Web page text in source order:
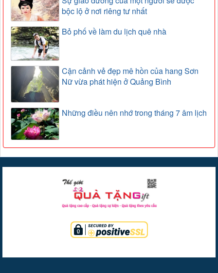
bộc lộ ở nơi riêng tư nhất
Bỏ phố về làm du lịch quê nhà
Cận cảnh vẻ đẹp mê hồn của hang Sơn
Nữ vừa phát hiện ở Quảng Bình
Những điều nên nhớ trong tháng 7 âm lịch